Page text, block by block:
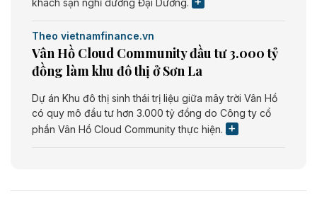
Theo vietnamfinance.vn
Vân Hồ Cloud Community đầu tư 3.000 tỷ
đồng làm khu đô thị ở Sơn La
Dự án Khu đô thị sinh thái trị liệu giữa mây trời Vân Hồ
có quy mô đầu tư hơn 3.000 tỷ đồng do Công ty cổ
phần Vân Hồ Cloud Community thực hiện.